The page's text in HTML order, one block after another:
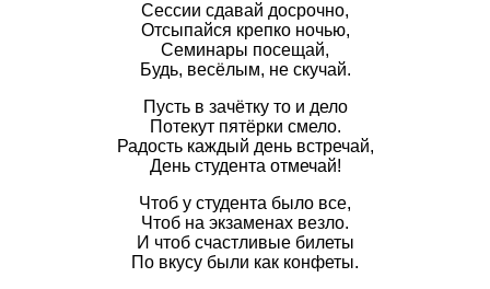
Сессии сдавай досрочно,
Отсыпайся крепко ночью,
Семинары посещай,
Будь, весёлым, не скучай.
Пусть в зачётку то и дело
Потекут пятёрки смело.
Радость каждый день встречай,
День студента отмечай!
Чтоб у студента было все,
Чтоб на экзаменах везло.
И чтоб счастливые билеты
По вкусу были как конфеты.